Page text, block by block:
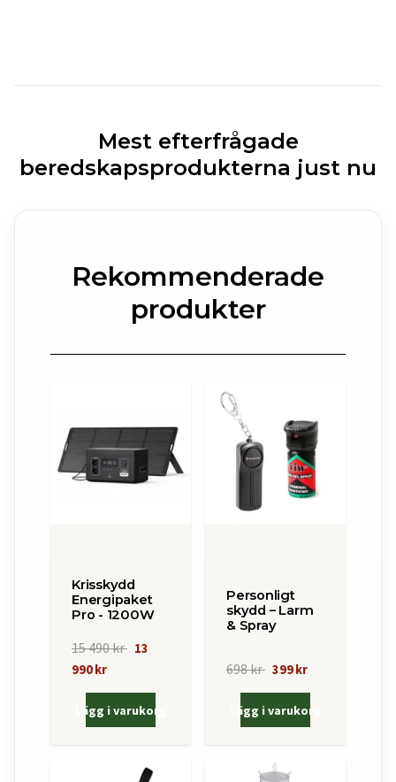
Mest efterfrågade
beredskapsprodukterna just nu
Rekommenderade
produkter
Krisskydd
Energipaket
Pro - 1200W
15 490 kr 13
990 kr
Lägg i varukorg
Personligt
skydd – Larm
& Spray
698 kr 399 kr
Lägg i varukorg